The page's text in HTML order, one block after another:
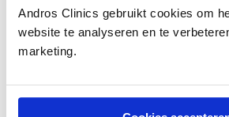
Andros Clinics gebruikt cookies om
website te analyseren en te
marketing.
gerenommeerd.
Dit is een ouder artikel dat niet
wordt
Deel artikel: